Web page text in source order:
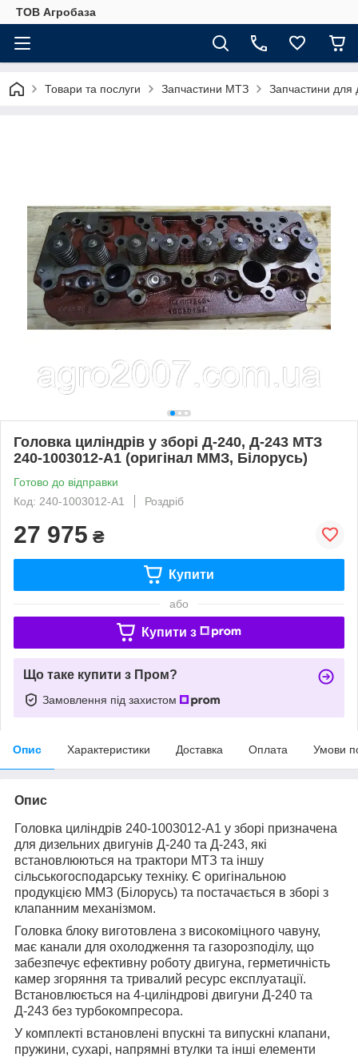
ТОВ Агробаза
Товари та послуги Запчастини МТЗ Запчастини для
Головка циліндрів у зборі Д-240, Д-243 МТЗ
240-1003012-А1 (оригінал ММЗ, Білорусь)
Готово до відправки
Код: 240-1003012-А1
Роздріб
27 975 ₴
Купити
або
Купити з
Що таке купити з Пром?
Замовлення під захистом
Опис Характеристики Доставка Оплата Умови
Опис
Головка циліндрів 240-1003012-А1 у зборі призначена
для дизельних двигунів Д-240 та Д-243, які
встановлюються на трактори МТЗ та іншу
сільськогосподарську техніку. Є оригінальною
продукцією ММЗ (Білорусь) та постачається в зборі з
клапанним механізмом.
Головка блоку виготовлена з високоміцного чавуну,
має канали для охолодження та газорозподілу, що
забезпечує ефективну роботу двигуна, герметичність
камер згоряння та тривалий ресурс експлуатації.
Встановлюється на 4-циліндрові двигуни Д-240 та
Д-243 без турбокомпресора.
У комплекті встановлені впускні та випускні клапани,
пружини, сухарі, напрямні втулки та інші елементи